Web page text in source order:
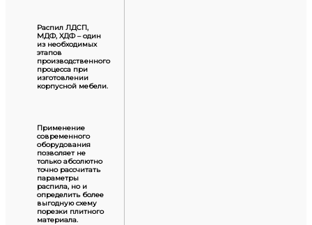
Распил ЛДСП,
МДФ, ХДФ – один
из необходимых
этапов
производственного
процесса при
изготовлении
корпусной мебели.
Применение
современного
оборудования
позволяет не
только абсолютно
точно рассчитать
параметры
распила, но и
определить более
выгодную схему
порезки плитного
материала.